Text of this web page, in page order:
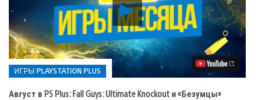
Воспроизвести
видео
Август
в
PS
Plus:
Fall
Guys:
Ultimate
ИГРЫ PLAYSTATION PLUS
Август в PS Plus: Fall Guys: Ultimate Knockout и «Безумцы»